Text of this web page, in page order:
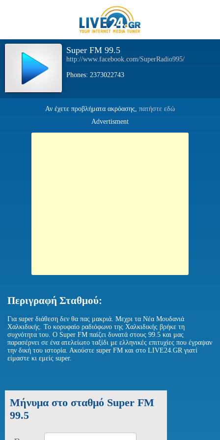
Super FM 99.5
http://www.facebook.com/SuperRadio995/
Phones: 2373022743
Αν έχετε προβλήματα ακρόασης, πατήστε εδώ
Advertisment
Περιγραφή Σταθμού:
Για super διάθεση δεν θα πας μακριά. Μεχρι τα Νέα Μουδανιά
Χαλκιδικής. Το κορυφαίο ραδιόφωνο της Χαλκιδικής βρήκε τη
συχνότητα του. Ο Super FM παίζει δυνατά στους 99.5 και μας
παρασέρνει σε ένα ατελείωτο ταξίδι με ελληνικές επιτυχίες που έγραψαν
την δική του ιστορία. Ακούστε super FM και στο LIVE24.GR γιατί
είμαστε κι εμείς super.
Μήνυμα στο σταθμό Super FM
99.5